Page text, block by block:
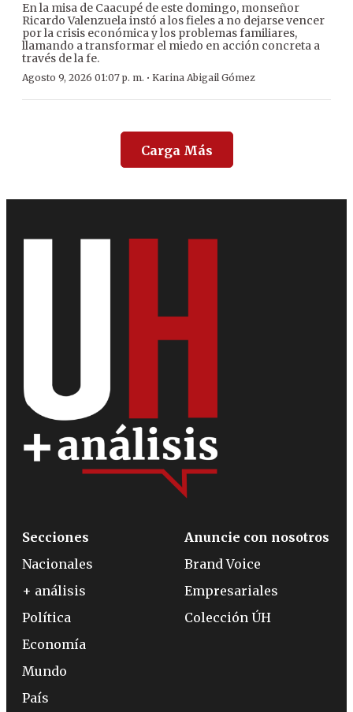
En la misa de Caacupé de este domingo, monseñor
Ricardo Valenzuela instó a los fieles a no dejarse vencer
por la crisis económica y los problemas familiares,
llamando a transformar el miedo en acción concreta a
través de la fe.
Agosto 9, 2026 01:07 p. m. · Karina Abigail Gómez
Carga Más
Secciones
Nacionales
+ análisis
Política
Economía
Mundo
País
Anuncie con nosotros
Brand Voice
Empresariales
Colección ÚH